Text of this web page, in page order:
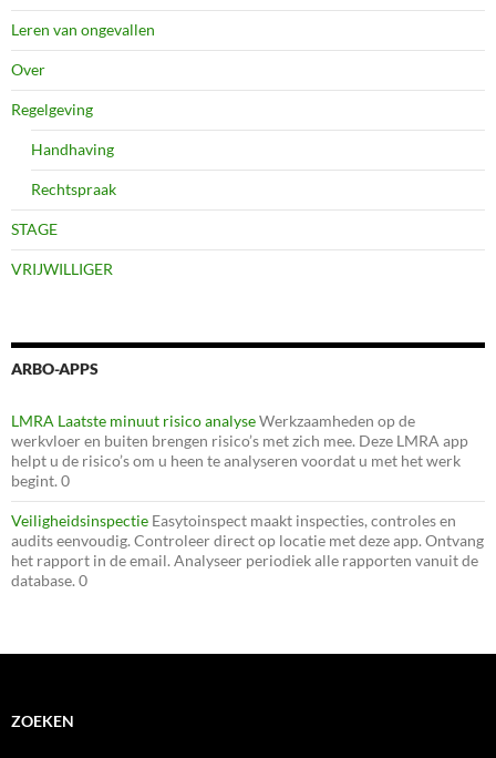
Leren van ongevallen
Over
Regelgeving
Handhaving
Rechtspraak
STAGE
VRIJWILLIGER
ARBO-APPS
LMRA Laatste minuut risico analyseWerkzaamheden op de
werkvloer en buiten brengen risico’s met zich mee. Deze LMRA app
helpt u de risico’s om u heen te analyseren voordat u met het werk
begint. 0
Veiligheidsinspectie Easytoinspect maakt inspecties, controles en
audits eenvoudig. Controleer direct op locatie met deze app. Ontvang
het rapport in de email. Analyseer periodiek alle rapporten vanuit de
database. 0
ZOEKEN